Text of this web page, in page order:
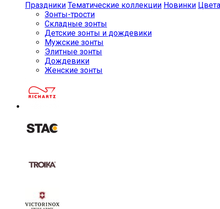
Праздники Тематические коллекции Новинки Цвета
Зонты-трости
Складные зонты
Детские зонты и дождевики
Мужские зонты
Элитные зонты
Дождевики
Женские зонты